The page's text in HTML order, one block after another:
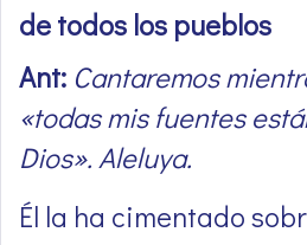
de todos los pueblos
Ant: Cantaremos
«todas mis fuentes
Dios». Aleluya.
Él la ha cimentado